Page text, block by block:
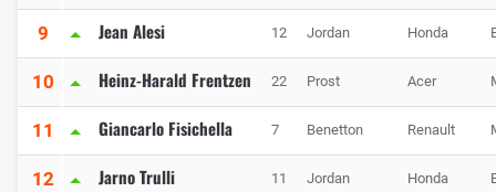
9 Jean Alesi 12 Jordan Honda
10 Heinz-Harald Frentzen 22 Prost Acer
11 Giancarlo Fisichella 7 Benetton Renault
12 Jarno Trulli 11 Jordan Honda